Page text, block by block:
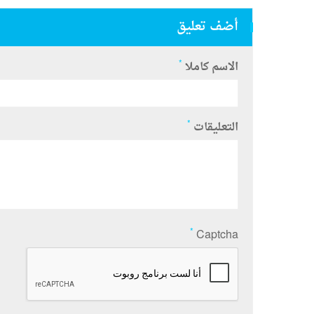
أضف تعليق
الاسم كاملا *
التعليقات *
Captcha
*